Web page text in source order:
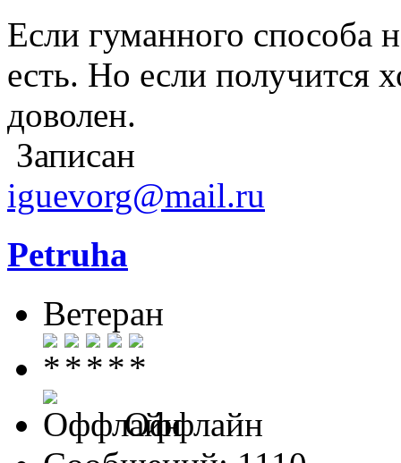
Если гуманного способа
есть. Но если получится
доволен.
Записан
iguevorg@mail.ru
Petruha
Ветеран
Оффлайн